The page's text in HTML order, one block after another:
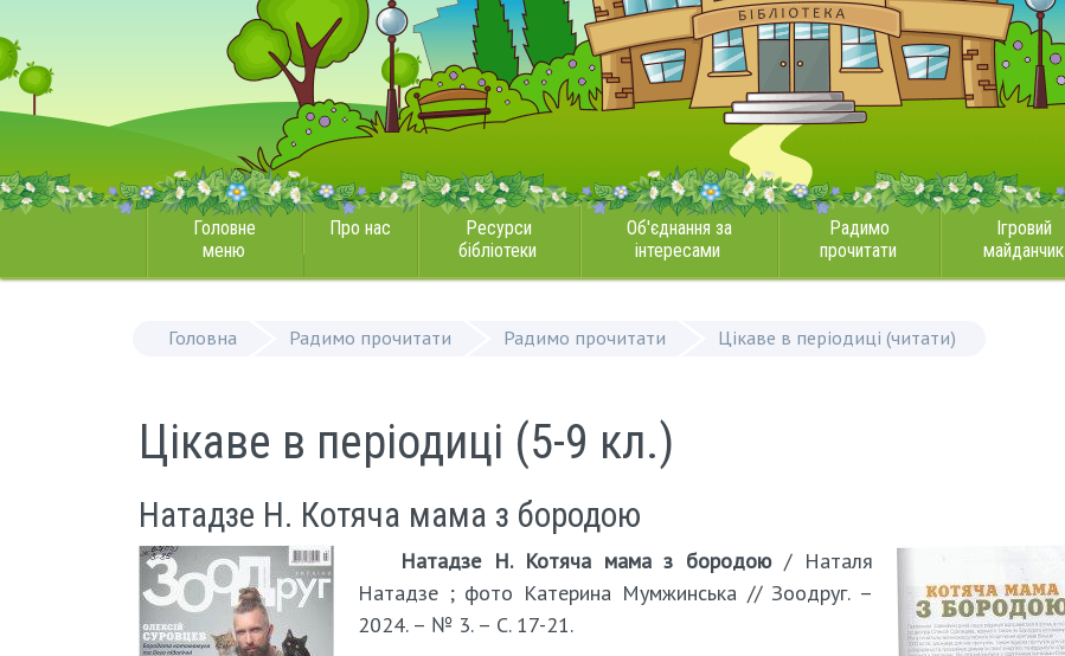
Головне
меню
Про нас
Ресурси
бібліотеки
Об'єднання за
інтересами
Радимо
прочитати
Ігровий
майданчик
Головна Радимо прочитати Радимо прочитати Цікаве в періодиці (читати)
Цікаве в періодиці (5-9 кл.)
Натадзе Н. Котяча мама з бородою
Натадзе Н. Котяча мама з бородою/ Наталя
Натадзе ; фото Катерина Мумжинська // Зоодруг. –
2024. – № 3. – С. 17-21.